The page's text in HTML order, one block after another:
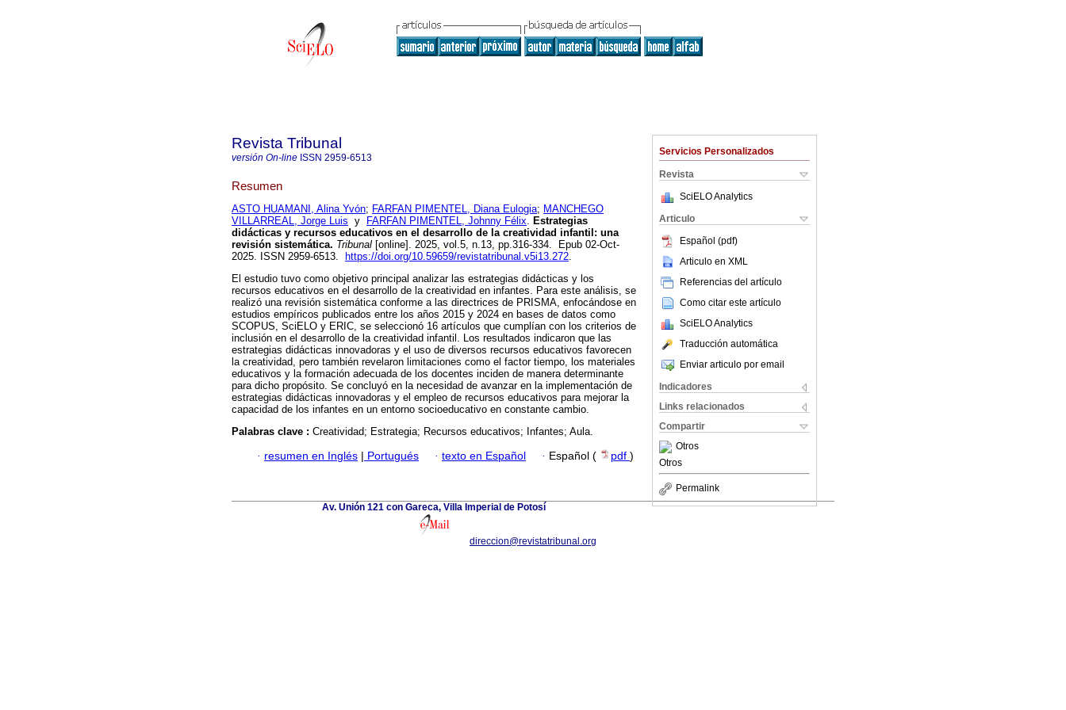
Servicios Personalizados
Revista
SciELO Analytics
Articulo
Español (pdf)
Articulo en XML
Referencias del artículo
Como citar este artículo
SciELO Analytics
Traducción automática
Enviar articulo por email
Indicadores
Links relacionados
Compartir
Otros
Otros
Permalink
Revista Tribunal
versión On-line ISSN 2959-6513
Resumen
ASTO HUAMANI, Alina Yvón; FARFAN PIMENTEL, Diana Eulogia; MANCHEGO
VILLARREAL, Jorge Luis y FARFAN PIMENTEL, Johnny Félix. Estrategias
didácticas y recursos educativos en el desarrollo de la creatividad infantil: una
revisión sistemática. Tribunal [online]. 2025, vol.5, n.13, pp.316-334. Epub 02-Oct-
2025. ISSN 2959-6513.
https://doi.org/10.59659/revistatribunal.v5i13.272.
El estudio tuvo como objetivo principal analizar las estrategias didácticas y los
recursos educativos en el desarrollo de la creatividad en infantes. Para este análisis, se
realizó una revisión sistemática conforme a las directrices de PRISMA, enfocándose en
estudios empíricos publicados entre los años 2015 y 2024 en bases de datos como
SCOPUS, SciELO y ERIC, se seleccionó 16 artículos que cumplían con los criterios de
inclusión en el desarrollo de la creatividad infantil. Los resultados indicaron que las
estrategias didácticas innovadoras y el uso de diversos recursos educativos favorecen
la creatividad, pero también revelaron limitaciones como el factor tiempo, los materiales
educativos y la formación adecuada de los docentes inciden de manera determinante
para dicho propósito. Se concluyó en la necesidad de avanzar en la implementación de
estrategias didácticas innovadoras y el empleo de recursos educativos para mejorar la
capacidad de los infantes en un entorno socioeducativo en constante cambio.
Palabras clave : Creatividad; Estrategia; Recursos educativos; Infantes; Aula.
· resumen en Inglés | Portugués · texto en Español · Español ( pdf )
Av. Unión 121 con Gareca, Villa Imperial de Potosí
direccion@revistatribunal.org